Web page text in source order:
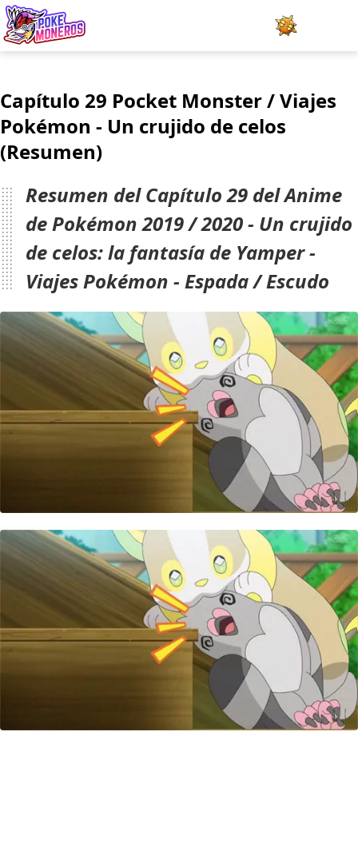
Minijuegos
Pokédex
Team Builder
Tabla de Tipos
Naturalezas
LOGIN
Capítulo 29 Pocket Monster / Viajes
Pokémon - Un crujido de celos
(Resumen)
Resumen del Capítulo 29 del Anime
de Pokémon 2019 / 2020 - Un crujido
de celos: la fantasía de Yamper -
Viajes Pokémon - Espada / Escudo